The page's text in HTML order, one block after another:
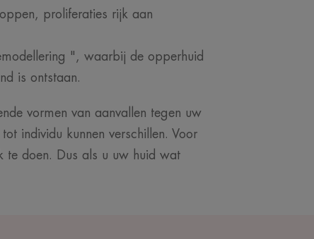
proliferaties rijk aan
", waarbij de opperhuid
is ontstaan.
vormen van aanvallen tegen uw
individu kunnen verschillen. Voor
te doen. Dus als u uw huid wat